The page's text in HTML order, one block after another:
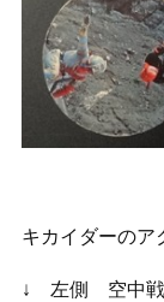
キカイダーのア
↓ 左側 空中戦